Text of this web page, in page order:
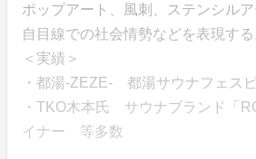
ポップアート、風刺、ステンシル
自目線での社会情勢などを表現する
＜実績＞
・都湯-ZEZE- 都湯サウナフェス
・TKO木本氏 サウナブランド「
イナー 等多数